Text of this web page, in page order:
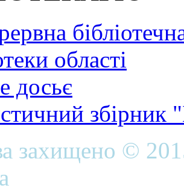
області
досьє
захищено ©